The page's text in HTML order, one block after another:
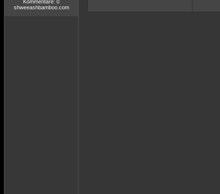
Kommentare: 0
shweeashbamboo.com